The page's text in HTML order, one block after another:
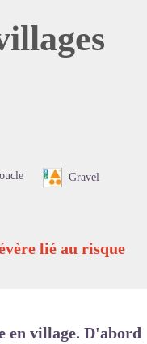
Gravel
lié au risque
en village. D'abord